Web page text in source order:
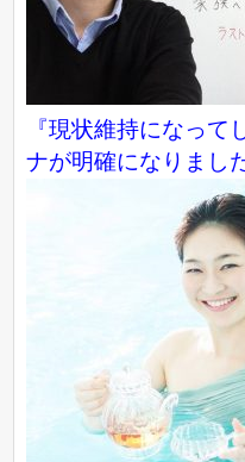
『現状維持になって
ナが明確になりまし